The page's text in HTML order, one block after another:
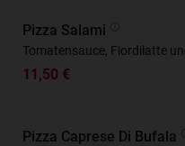
Pizza Salami
Tomatensauce, Fiordilatte
11,50 €
Pizza Caprese Di Bufala